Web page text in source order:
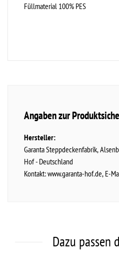
Füllmaterial 100% PES
Angaben zur
Hersteller:
Garanta Steppdeckenfabrik
Hof Deutschland
Kontakt:www.garanta-hof.de E-
Dazu passen